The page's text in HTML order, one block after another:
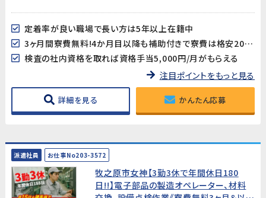
定着率が良い職場で長い方は5年以上在籍中
3ヶ月間寮費無料!4か月目以降も補助付きで寮費は格安20,000円♪
検査の社内資格を取れば資格手当5,000円/月がもらえる
注目ポイントをもっと見る
詳細を見る かんたん応募
派遣社員 お仕事No203-3572
牧之原市女神【3勤3休で年間休日180
日!!】電子部品の製造オペレーター、材料